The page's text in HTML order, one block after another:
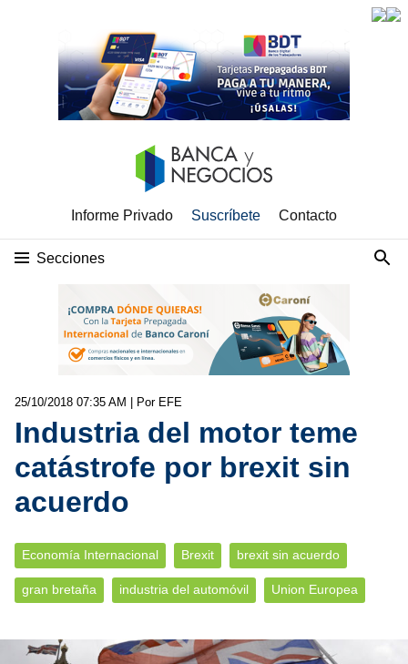
Informe Privado Suscríbete Contacto
Secciones
25/10/2018 07:35 AM | Por EFE
Industria del motor teme
catástrofe por brexit sin
acuerdo
Economía Internacional Brexit brexit sin acuerdo
gran bretaña industria del automóvil Union Europea